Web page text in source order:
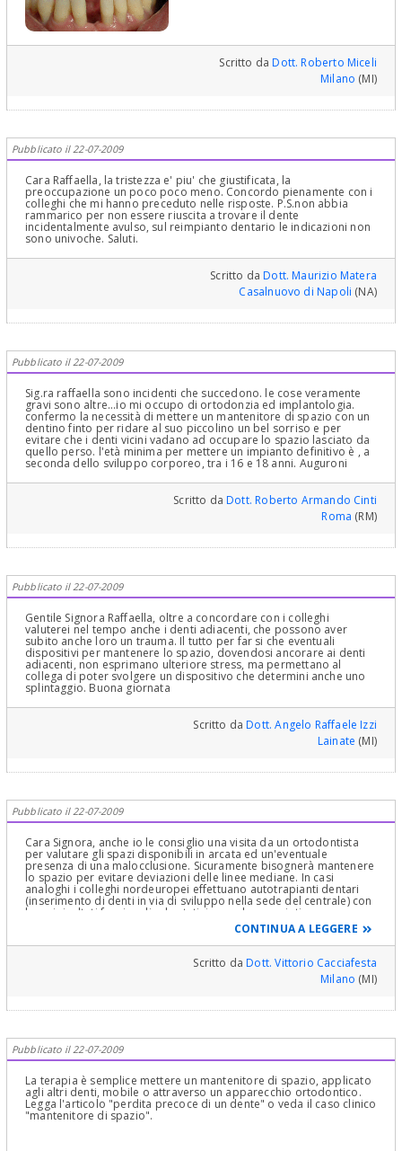
Scritto daDott. Roberto Miceli
Milano (MI)
Pubblicato il 22-07-2009
Cara Raffaella, la tristezza e' piu' che giustificata, la
preoccupazione un poco poco meno. Concordo pienamente con i
colleghi che mi hanno preceduto nelle risposte. P.S.non abbia
rammarico per non essere riuscita a trovare il dente
incidentalmente avulso, sul reimpianto dentario le indicazioni non
sono univoche. Saluti.
Scritto daDott. Maurizio Matera
Casalnuovo di Napoli (NA)
Pubblicato il 22-07-2009
Sig.ra raffaella sono incidenti che succedono. le cose veramente
gravi sono altre...io mi occupo di ortodonzia ed implantologia.
confermo la necessità di mettere un mantenitore di spazio con un
dentino finto per ridare al suo piccolino un bel sorriso e per
evitare che i denti vicini vadano ad occupare lo spazio lasciato da
quello perso. l'età minima per mettere un impianto definitivo è , a
seconda dello sviluppo corporeo, tra i 16 e 18 anni. Auguroni
Scritto daDott. Roberto Armando Cinti
Roma (RM)
Pubblicato il 22-07-2009
Gentile Signora Raffaella, oltre a concordare con i colleghi
valuterei nel tempo anche i denti adiacenti, che possono aver
subito anche loro un trauma. Il tutto per far si che eventuali
dispositivi per mantenere lo spazio, dovendosi ancorare ai denti
adiacenti, non esprimano ulteriore stress, ma permettano al
collega di poter svolgere un dispositivo che determini anche uno
splintaggio. Buona giornata
Scritto daDott. Angelo Raffaele Izzi
Lainate (MI)
Pubblicato il 22-07-2009
Cara Signora, anche io le consiglio una visita da un ortodontista
per valutare gli spazi disponibili in arcata ed un'eventuale
presenza di una malocclusione. Sicuramente bisognerà mantenere
lo spazio per evitare deviazioni delle linee mediane. In casi
analoghi i colleghi nordeuropei effettuano autotrapianti dentari
(inserimento di denti in via di sviluppo nella sede del centrale) con
buoni risultati funzionali ed estetici quando associati a
coronoplastica o faccette. Però nel caso di suo figlio
bisognerebbe comunque attendere qualche anno. Cordiali saluti
CONTINUA A LEGGERE
Scritto daDott. Vittorio Cacciafesta
Milano (MI)
Pubblicato il 22-07-2009
La terapia è semplice mettere un mantenitore di spazio, applicato
agli altri denti, mobile o attraverso un apparecchio ortodontico.
Legga l'articolo "perdita precoce di un dente" o veda il caso clinico
"mantenitore di spazio".